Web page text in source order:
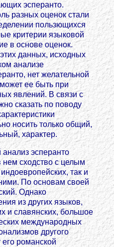
эсперанто.
разных оценок стали
пользющихся
критерии языковой
в основе оценок.
данных, исходных
анализе
нет желательной
ее быть при
явлений. В связи с
сказать по поводу
носить только общий,
характер.
анализ эсперанто
нем сходство с целым
так и
По основам своей
Однако
из других языков,
и славянских, большое
международных
другого
романской